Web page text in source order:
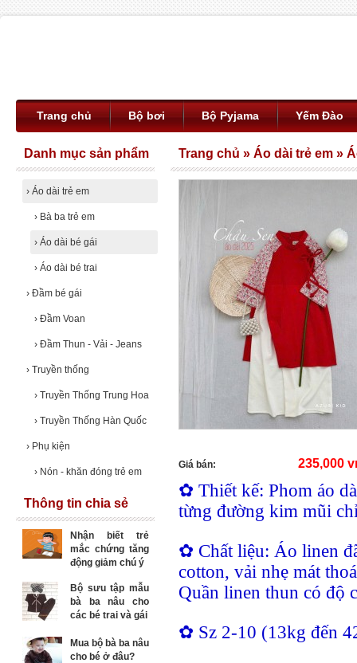
Giá bán: 235,000
✿ Thiết kế: Phom áo
từng đường kim mũi
✿ Chất liệu: Áo linen
cotton, vải nhẹ mát
Quần linen thun có độ
✿ Sz 2-10 (13kg đến
Trang chủ » Áo dài trẻ em »
Danh mục sản phẩm
› Áo dài trẻ em
› Bà ba trẻ em
› Áo dài bé gái
› Áo dài bé trai
› Đầm bé gái
› Đầm Voan
› Đầm Thun - Vải - Jeans
› Truyền thống
› Truyền Thống Trung Hoa
› Truyền Thống Hàn Quốc
› Phụ kiện
› Nón - khăn đóng trẻ em
Thông tin chia sẻ
Nhận biết trẻ
mắc chứng tăng
động giảm chú ý
Bộ sưu tập mẫu
bà ba nâu cho
các bé trai và gái
Mua bộ bà ba nâu
cho bé ở đâu?
Trang chủ Bộ bơi Bộ Pyjama Yếm Đào